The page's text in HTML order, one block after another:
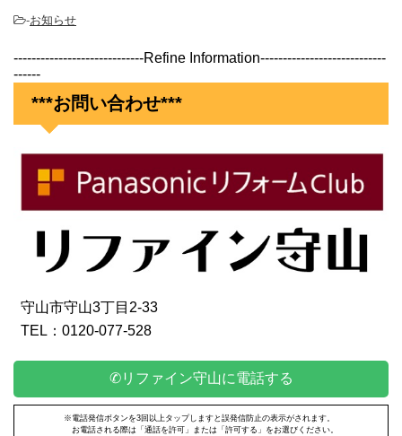
-お知らせ
-----------------------------Refine Information----------------------------
------
***お問い合わせ***
守山市守山3丁目2-33
TEL：0120-077-528
✆リファイン守山に電話する
※電話発信ボタンを3回以上タップしますと誤発信防止の表示がされます。
お電話される際は「通話を許可」または「許可する」をお選びください。